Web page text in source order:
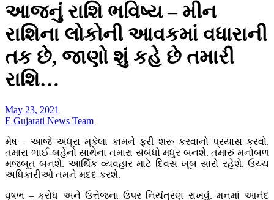
આજનું રાશિ ભવિષ્ય – મીન
રાશિના લોકોની આવકમાં વધારાની
તક છે, જાણો શું કહે છે તમારી
રાશિ…
May 23, 2021
E Gujarati News Team
મેષ – આજે અધૂરા મૂકેલા કામને ફરી શરૂ કરવાનો પ્રયાસ કરવો.
તમારા ભાઈ-બહેનો સાથેના તમારા સંબંધો મધુર બનશે. તમારું મનોબળ
મજબૂત બનશે. આર્થિક વ્યવહાર માટે દિવસ ખૂબ સારો રહેશે. ઉચ્ચ
અધિકારીઓ તમને મદદ કરશે.
વૃષભ – ક્રોધ અને ઉત્તેજના ઉપર નિયંત્રણ રાખવું. મનમાં આનંદ